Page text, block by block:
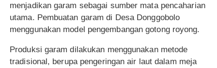
menjadikan garam sebagai sumber mata pencaharian
utama. Pembuatan garam di Desa Donggobolo
menggunakan model pengembangan gotong royong.
Produksi garam dilakukan menggunakan metode
tradisional, berupa pengeringan air laut dalam meja